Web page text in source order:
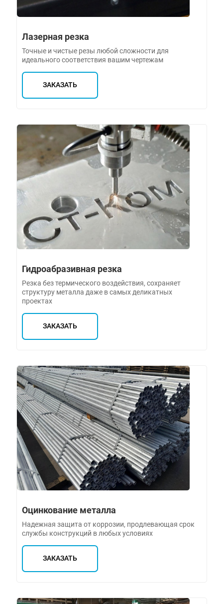
Лазерная резка
Точные и чистые резы любой сложности для
идеального соответствия вашим чертежам
ЗАКАЗАТЬ
Гидроабразивная резка
Резка без термического воздействия, сохраняет
структуру металла даже в самых деликатных
проектах
ЗАКАЗАТЬ
Оцинкование металла
Надежная защита от коррозии, продлевающая срок
службы конструкций в любых условиях
ЗАКАЗАТЬ